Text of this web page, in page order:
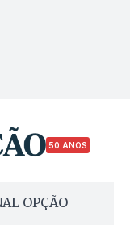
50 ANOS
OPÇÃO